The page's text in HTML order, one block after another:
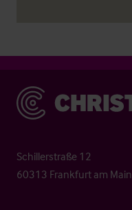
Christie & Co
Schillerstraße 12
60313 Frankfurt am Main